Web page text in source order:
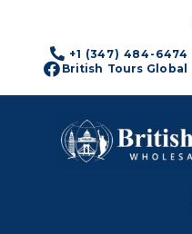
+1 (347) 484-6474
British Tours Global